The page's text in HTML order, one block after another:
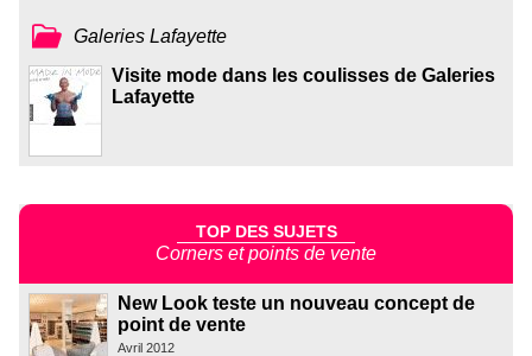
Galeries Lafayette
Visite mode dans les coulisses de Galeries
Lafayette
TOP DES SUJETS
Corners et points de vente
New Look teste un nouveau concept de
point de vente
Avril 2012